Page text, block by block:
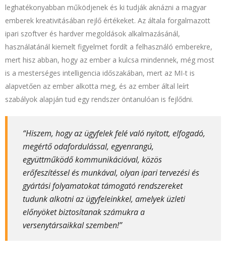
leghatékonyabban működjenek és ki tudják aknázni a magyar
emberek kreativitásában rejlő értékeket. Az általa forgalmazott
ipari szoftver és hardver megoldások alkalmazásánál,
használatánál kiemelt figyelmet fordít a felhasználó emberekre,
mert hisz abban, hogy az ember a kulcsa mindennek, még most
is a mesterséges intelligencia időszakában, mert az MI-t is
alapvetően az ember alkotta meg, és az ember által leírt
szabályok alapján tud egy rendszer öntanulóan is fejlődni.
“Hiszem, hogy az ügyfelek felé való nyitott, elfogadó,
megértő odafordulással, egyenrangú,
együttműködő kommunikációval, közös
erőfeszítéssel és munkával, olyan ipari tervezési és
gyártási folyamatokat támogató rendszereket
tudunk alkotni az ügyfeleinkkel, amelyek üzleti
előnyöket biztosítanak számukra a
versenytársaikkal szemben!”